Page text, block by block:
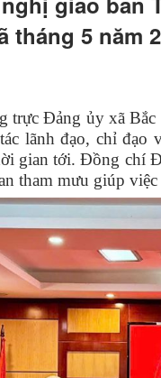
tháng 5 năm
trực Đảng ủy xã
lãnh đạo, chỉ đạo
gian tới.Đồng chí
tham mưu giúp